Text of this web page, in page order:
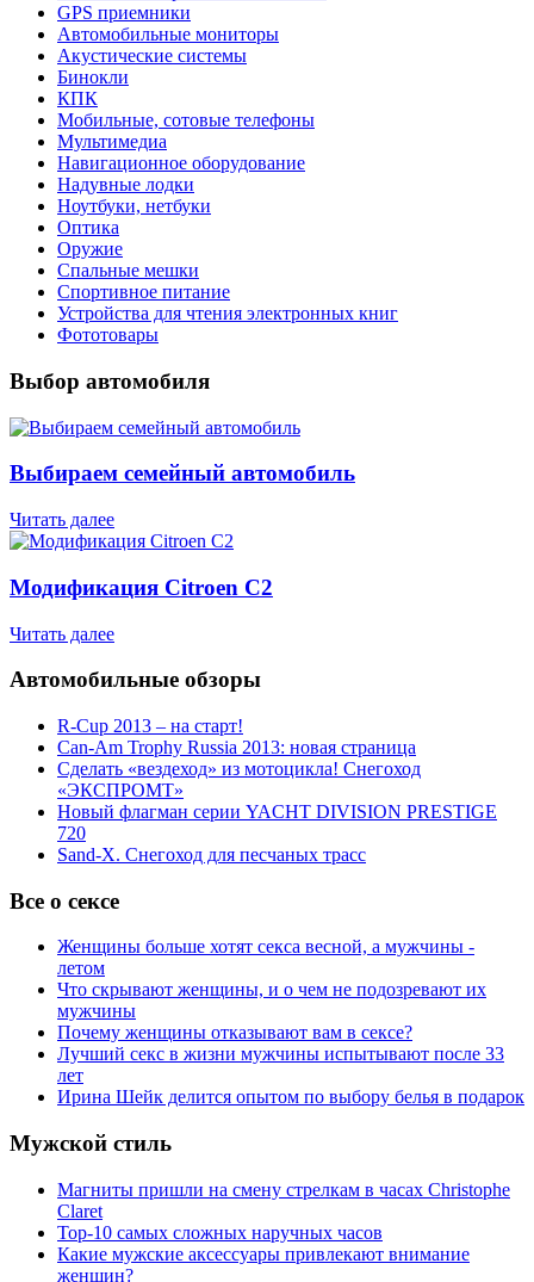
GPS приемники
Автомобильные мониторы
Акустические системы
Бинокли
КПК
Мобильные, сотовые телефоны
Мультимедиа
Навигационное оборудование
Надувные лодки
Ноутбуки, нетбуки
Оптика
Оружие
Спальные мешки
Спортивное питание
Устройства для чтения электронных книг
Фототовары
Выбор автомобиля
Выбираем семейный автомобиль
Читать далее
Модификация Citroen С2
Читать далее
Автомобильные обзоры
R-Cup 2013 – на старт!
Can-Am Trophy Russia 2013: новая страница
Сделать «вездеход» из мотоцикла! Снегоход
«ЭКСПРОМТ»
Новый флагман серии YACHT DIVISION PRESTIGE
720
Sand-X. Снегоход для песчаных трасс
Все о сексе
Женщины больше хотят секса весной, а мужчины -
летом
Что скрывают женщины, и о чем не подозревают их
мужчины
Почему женщины отказывают вам в сексе?
Лучший секс в жизни мужчины испытывают после 33
лет
Ирина Шейк делится опытом по выбору белья в подарок
Мужской стиль
Магниты пришли на смену стрелкам в часах Christophe
Claret
Top-10 самых сложных наручных часов
Какие мужские аксессуары привлекают внимание
женщин?